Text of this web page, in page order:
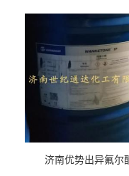
济南优势出异氟尔